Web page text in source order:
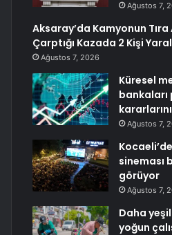
Ağustos 7,
Aksaray’da Kamyonun
Çarptığı Kazada 2 Kişi
Ağustos 7, 2026
Küresel
bankaları
Ağustos 7,
sineması
görüyor
Ağustos 7,
Daha
yoğun